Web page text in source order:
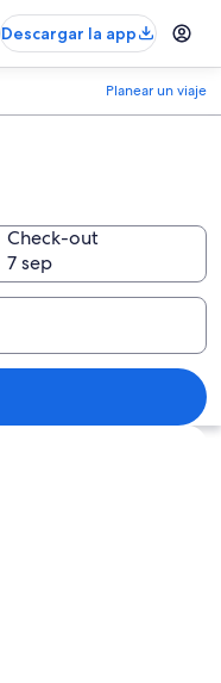
Descargar la app
Planear un viaje
Check-out
7 sep